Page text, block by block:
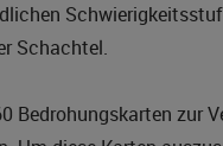
Schachtel.
Bedrohungskarten zur